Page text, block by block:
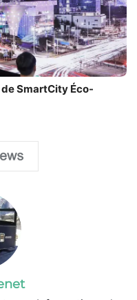
de SmartCity Éco-